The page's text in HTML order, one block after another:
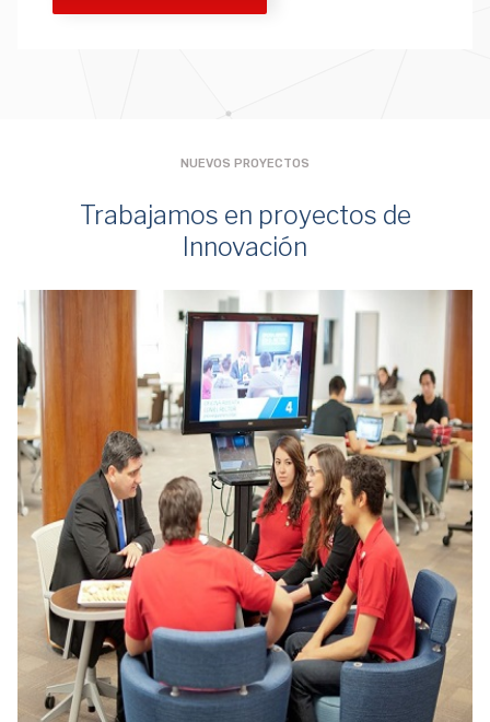
NUEVOS PROYECTOS
Trabajamos en proyectos de
Innovación